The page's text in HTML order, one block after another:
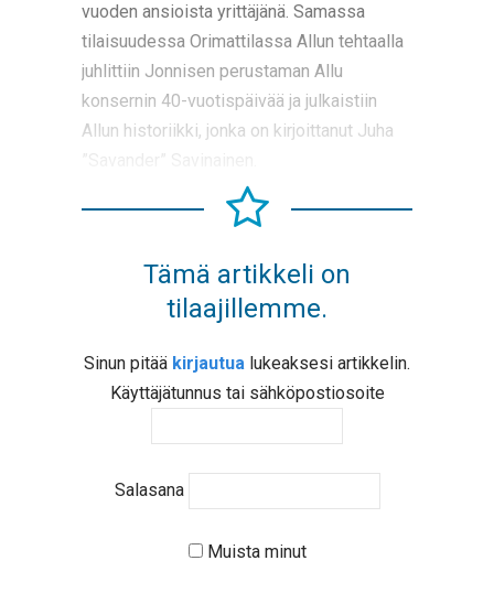
vuoden ansioista yrittäjänä. Samassa
tilaisuudessa Orimattilassa Allun tehtaalla
juhlittiin Jonnisen perustaman Allu
konsernin 40-vuotispäivää ja julkaistiin
Allun historiikki, jonka on kirjoittanut Juha
Tämä artikkeli on
tilaajillemme.
Sinun pitää kirjautua lukeaksesi artikkelin.
Käyttäjätunnus tai sähköpostiosoite
Salasana
Muista minut